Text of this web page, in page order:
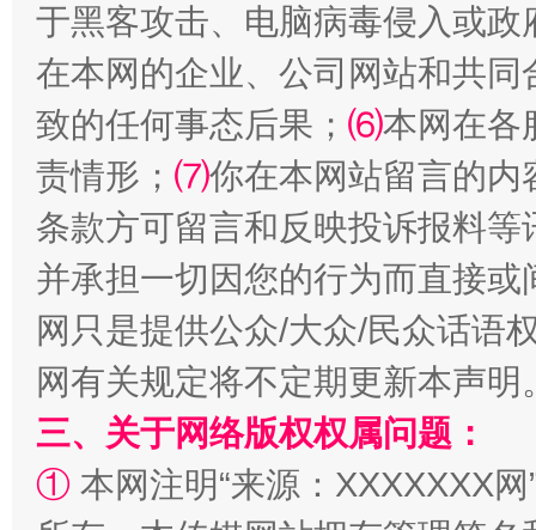
解纷+调解+退费，一次搞定
站台名比不上好声名
于黑客攻击、电脑病毒侵入或
在本网的企业、公司网站和共
致的任何事态后果； ⑹本网在各
责情形； ⑺你在本网站留言的内
条款方可留言和反映投诉报料
并承担一切因您的行为而直接
网只是提供公众/大众/民众话语
网有关规定将不定期更新本声明
三、关于网络版权权属问题：
① 本网注明“来源：XXXXXXX